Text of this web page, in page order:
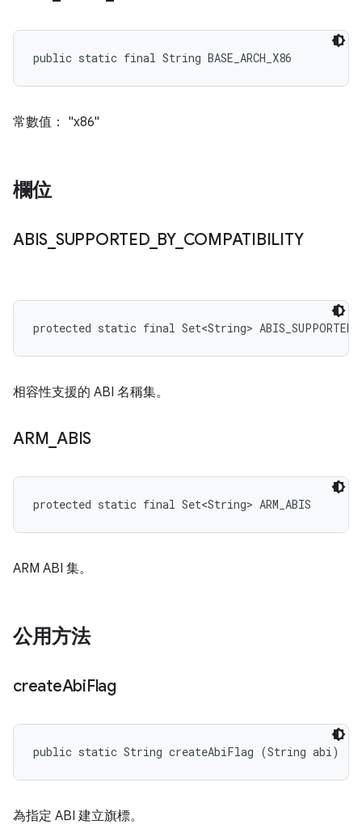
public static final String BASE_ARCH_X86
常數值： "x86"
欄位
ABIS SUPPORTED_ BY_ COMPATIBILITY
protected static final Set<String>
相容性支援的 ABI 名稱集。
ARM ABIS
protected static final Set<String> ARM_ABIS
ARM ABI 集。
公用方法
createAbiFlag
public static String createAbiFlag (String abi)
為指定 ABI 建立旗標。